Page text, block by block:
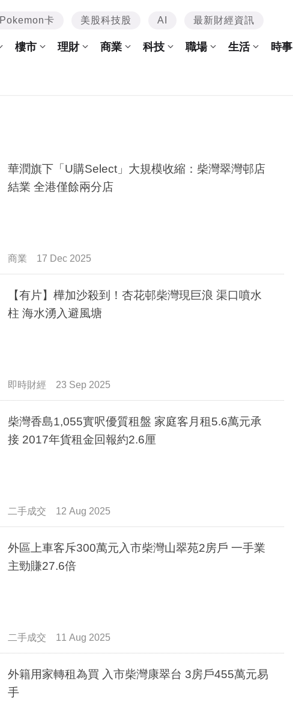
Pokemon卡 美股科技股 AI 最新財經資訊
樓市 理財 商業 科技 職場 生活 時事
華潤旗下「U購Select」大規模收縮：柴灣翠灣邨店
結業 全港僅餘兩分店
商業 17 Dec 2025
【有片】樺加沙殺到！杏花邨柴灣現巨浪 渠口噴水
柱 海水湧入避風塘
即時財經 23 Sep 2025
柴灣香島1,055實呎優質租盤 家庭客月租5.6萬元承
接 2017年貨租金回報約2.6厘
二手成交 12 Aug 2025
外區上車客斥300萬元入市柴灣山翠苑2房戶 一手業
主勁賺27.6倍
二手成交 11 Aug 2025
外籍用家轉租為買 入市柴灣康翠台 3房戶455萬元易
手